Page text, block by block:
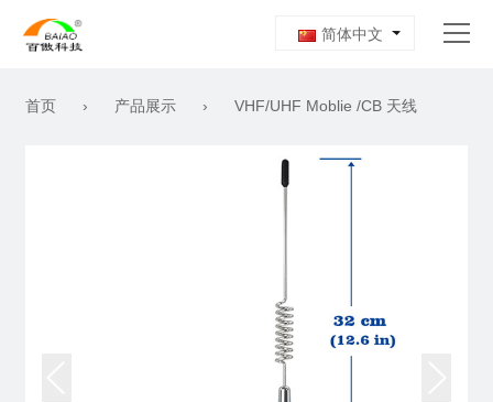
简体中文
首页 › 产品展示 › VHF/UHF Moblie /CB 天线